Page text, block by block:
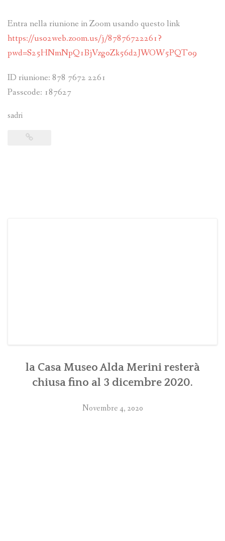
Entra nella riunione in Zoom usando questo link
https://us02web.zoom.us/j/87876722261?
pwd=S25HNmNpQ1BjVzg0Zk56d2JWOW5PQT09
ID riunione: 878 7672 2261
Passcode: 187627
sadri
la Casa Museo Alda Merini resterà
chiusa fino al 3 dicembre 2020.
Novembre 4, 2020